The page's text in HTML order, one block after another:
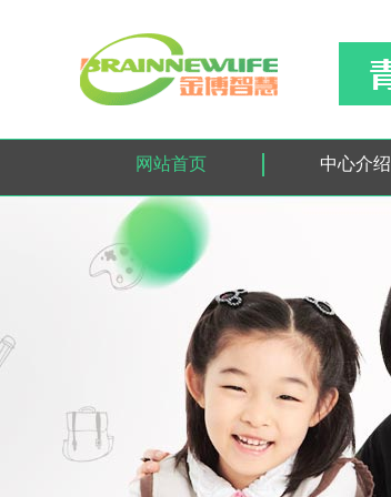
网站首页 中心介绍